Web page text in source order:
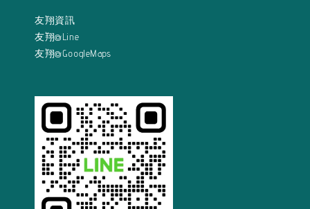
友翔資訊
友翔@Line
友翔@GoogleMaps